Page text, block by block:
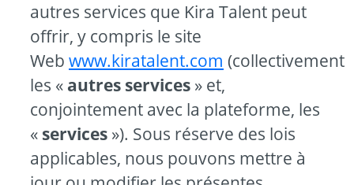
autres services que Kira Talent peut
offrir, y compris le site
Web www.kiratalent.com (collectivement
les « autres services » et,
conjointement avec la plateforme, les
« services »). Sous réserve des lois
applicables, nous pouvons mettre à